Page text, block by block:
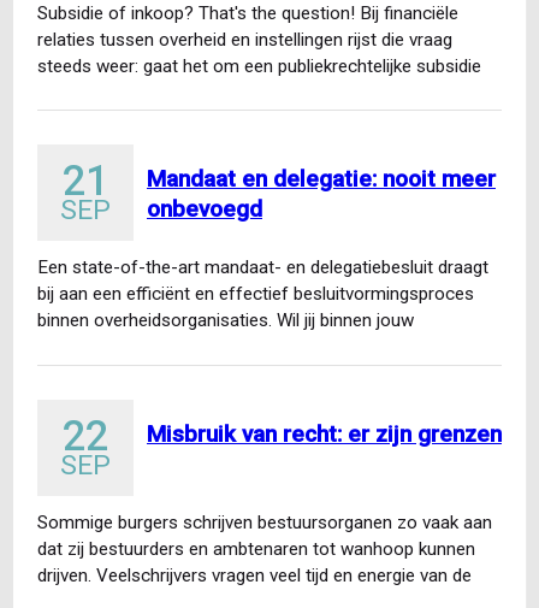
Subsidie of inkoop? That's the question! Bij financiële
relaties tussen overheid en instellingen rijst die vraag
steeds weer: gaat het om een publiekrechtelijke subsidie
21
SEP
Mandaat en delegatie: nooit meer
onbevoegd
Een state-of-the-art mandaat- en delegatiebesluit draagt
bij aan een efficiënt en effectief besluitvormingsproces
binnen overheidsorganisaties. Wil jij binnen jouw
22
SEP
Misbruik van recht: er zijn grenzen
Sommige burgers schrijven bestuursorganen zo vaak aan
dat zij bestuurders en ambtenaren tot wanhoop kunnen
drijven. Veelschrijvers vragen veel tijd en energie van de